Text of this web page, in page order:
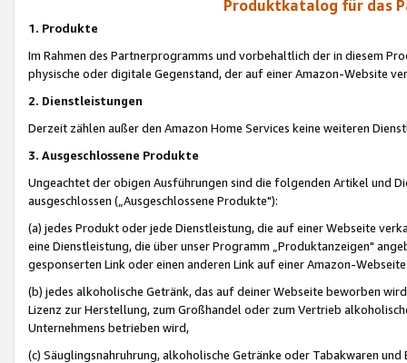
Produktkatalog für das
1. Produkte
Im Rahmen des Partnerprogramms und vorbehaltlich der in diesem
physische oder digitale Gegenstand, der auf einer Amazon-Website
2. Dienstleistungen
Derzeit zählen außer den Amazon Home Services keine weiteren
3. Ausgeschlossene Produkte
Ungeachtet der obigen Ausführungen sind die folgenden Artikel und
ausgeschlossen („Ausgeschlossene Produkte"):
(a) jedes Produkt oder jede Dienstleistung, die auf einer Webseite
eine Dienstleistung, die über unser Programm „Produktanzeigen"
gesponserten Link oder einen anderen Link auf einer Amazon-
(b) jedes alkoholische Getränk, das auf deiner Webseite beworben
Lizenz zur Herstellung, zum Großhandel oder zum Vertrieb
Unternehmens betrieben wird,
(c) Säuglingsnahruhrung, alkoholische Getränke oder Tabakwaren